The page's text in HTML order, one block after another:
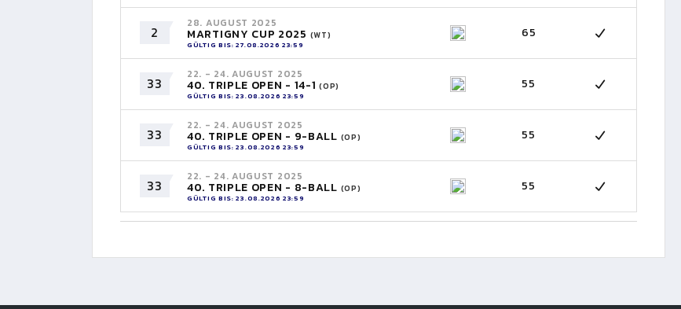
2
28. AUGUST 2025
MARTIGNY CUP 2025 (WT)
GÜLTIG BIS: 27.08.2026 23:59
65
33
22. - 24. AUGUST 2025
40. TRIPLE OPEN - 14-1(OP)
GÜLTIG BIS: 23.08.2026 23:59
55
33
22. - 24. AUGUST 2025
40. TRIPLE OPEN - 9-BALL (OP)
GÜLTIG BIS: 23.08.2026 23:59
55
33
22. - 24. AUGUST 2025
40. TRIPLE OPEN - 8-BALL (OP)
GÜLTIG BIS: 23.08.2026 23:59
55